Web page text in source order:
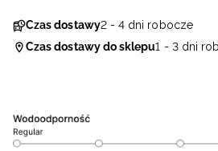
Czas dostawy2 - 4 dni robocze
Czas dostawy do sklepu1 - 3 dni